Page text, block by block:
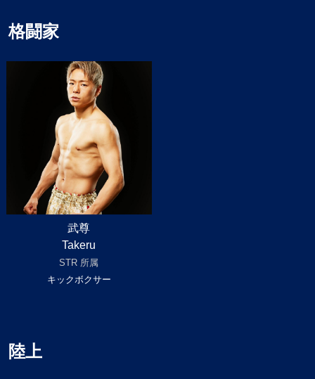
格闘家
武尊
Takeru
STR 所属
キックボクサー
陸上